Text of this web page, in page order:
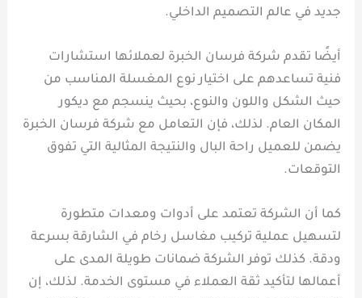
جديد في عالم التصميم الداخلي.
أيضًا تقدم شركة فرسان الخبرة لعملائها استشارات
فنية تساعدهم على اختيار نوع المغسلة المناسب من
حيث الشكل واللون والنوع، بحيث ينسجم مع ديكور
المكان العام. لذلك، فإن التعامل مع شركة فرسان الخبرة
يضمن للعميل راحة البال والنتيجة المثالية التي تفوق
التوقعات.
كما أن الشركة تعتمد على أدوات ومعدات متطورة
لتسهيل عملية تركيب مغاسل رخام في الشارقة بسرعة
ودقة. كذلك توفر الشركة ضمانات طويلة المدى على
أعمالها لتأكيد ثقة العملاء في مستوى الخدمة. لذلك، إن